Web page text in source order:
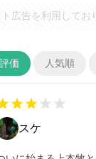
広告を利用してお
価 人気順
star star star star
スケ